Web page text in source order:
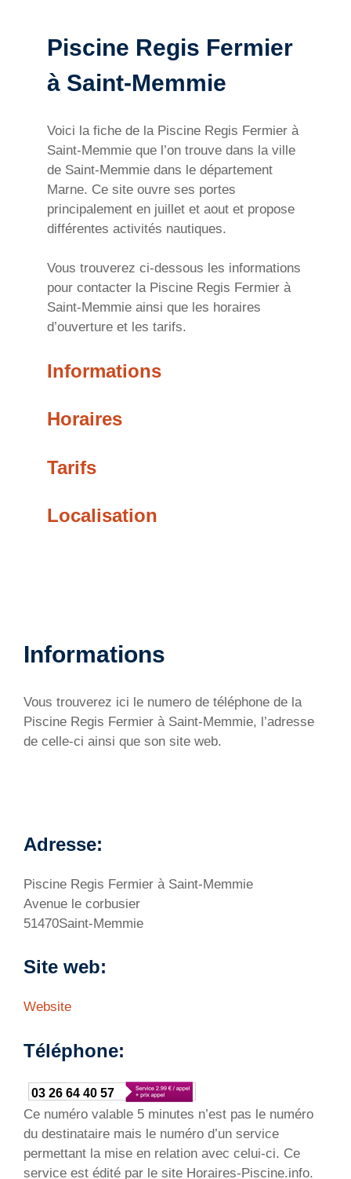
Piscine Regis Fermier
à Saint-Memmie
Voici la fiche de la Piscine Regis Fermier à
Saint-Memmie que l’on trouve dans la ville
de Saint-Memmie dans le département
Marne. Ce site ouvre ses portes
principalement en juillet et aout et propose
différentes activités nautiques.
Vous trouverez ci-dessous les informations
pour contacter la Piscine Regis Fermier à
Saint-Memmie ainsi que les horaires
d’ouverture et les tarifs.
Informations
Horaires
Tarifs
Localisation
Informations
Vous trouverez ici le numero de téléphone de la
Piscine Regis Fermier à Saint-Memmie, l’adresse
de celle-ci ainsi que son site web.
Adresse:
Piscine Regis Fermier à Saint-Memmie
Avenue le corbusier
51470Saint-Memmie
Site web:
Website
Téléphone:
03 26 64 40 57
Ce numéro valable 5 minutes n’est pas le numéro
du destinataire mais le numéro d’un service
permettant la mise en relation avec celui-ci. Ce
service est édité par le site Horaires-Piscine.info.